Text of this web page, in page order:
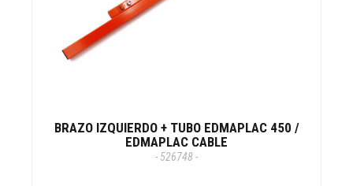
BRAZO IZQUIERDO + TUBO EDMAPLAC 450 /
EDMAPLAC CABLE
- 526748 -